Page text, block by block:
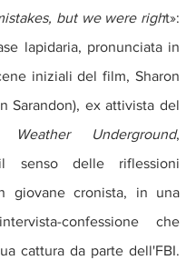
but we were right»:
lapidaria, pronunciata in
iniziali del film, Sharon
Sarandon), ex attivista del
Weather Underground,
senso delle riflessioni
giovane cronista, in una
confessione che
cattura da parte dell'FBI.